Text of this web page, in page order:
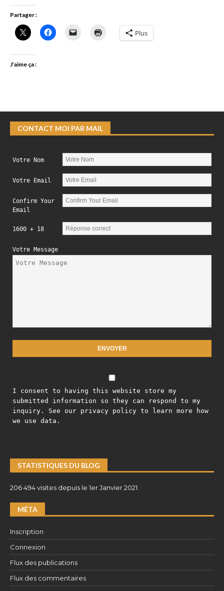
Partager :
Plus
J’aime ça :
CONTACT MOI PAR MAIL
Votre Nom
Votre Email
Confirm Your
Email
1600 + 18
Votre Message
I consent to having this website store my
submitted information so they can respond to my
inquiry. See our privacy policy to learn more how
we use data.
STATISTIQUES DU BLOG
206 494 visites depuis le 1er Janvier 2021.
MÉTA
Inscription
Connexion
Flux des publications
Flux des commentaires